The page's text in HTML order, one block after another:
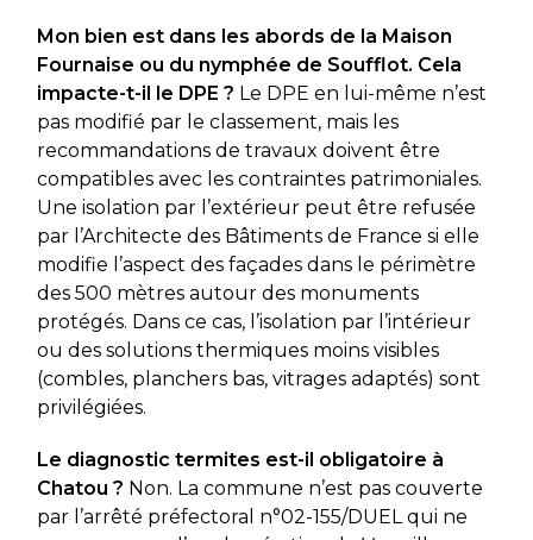
Mon bien est dans les abords de la Maison
Fournaise ou du nymphée de Soufflot. Cela
impacte-t-il le DPE ? Le DPE en lui-même n’est
pas modifié par le classement, mais les
recommandations de travaux doivent être
compatibles avec les contraintes patrimoniales.
Une isolation par l’extérieur peut être refusée
par l’Architecte des Bâtiments de France si elle
modifie l’aspect des façades dans le périmètre
des 500 mètres autour des monuments
protégés. Dans ce cas, l’isolation par l’intérieur
ou des solutions thermiques moins visibles
(combles, planchers bas, vitrages adaptés) sont
privilégiées.
Le diagnostic termites est-il obligatoire à
Chatou ? Non. La commune n’est pas couverte
par l’arrêté préfectoral n°02-155/DUEL qui ne